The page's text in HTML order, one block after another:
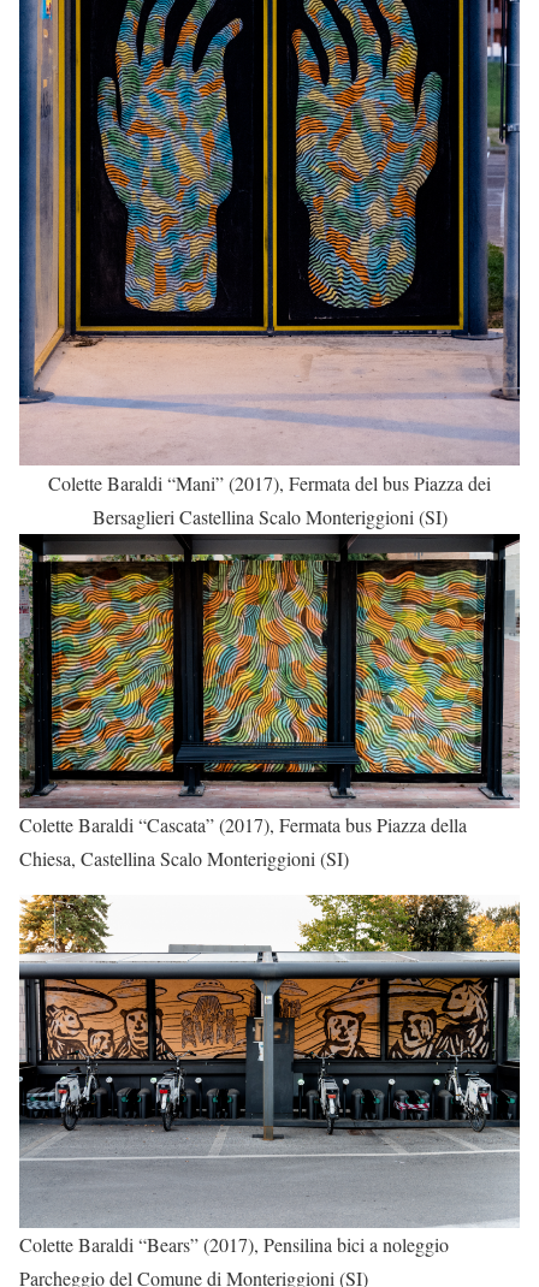
Colette Baraldi “Mani” (2017), Fermata del bus Piazza dei
Bersaglieri Castellina Scalo Monteriggioni (SI)
Colette Baraldi “Cascata” (2017), Fermata bus Piazza della
Chiesa, Castellina Scalo Monteriggioni (SI)
Colette Baraldi “Bears” (2017), Pensilina bici a noleggio
Parcheggio del Comune di Monteriggioni (SI)